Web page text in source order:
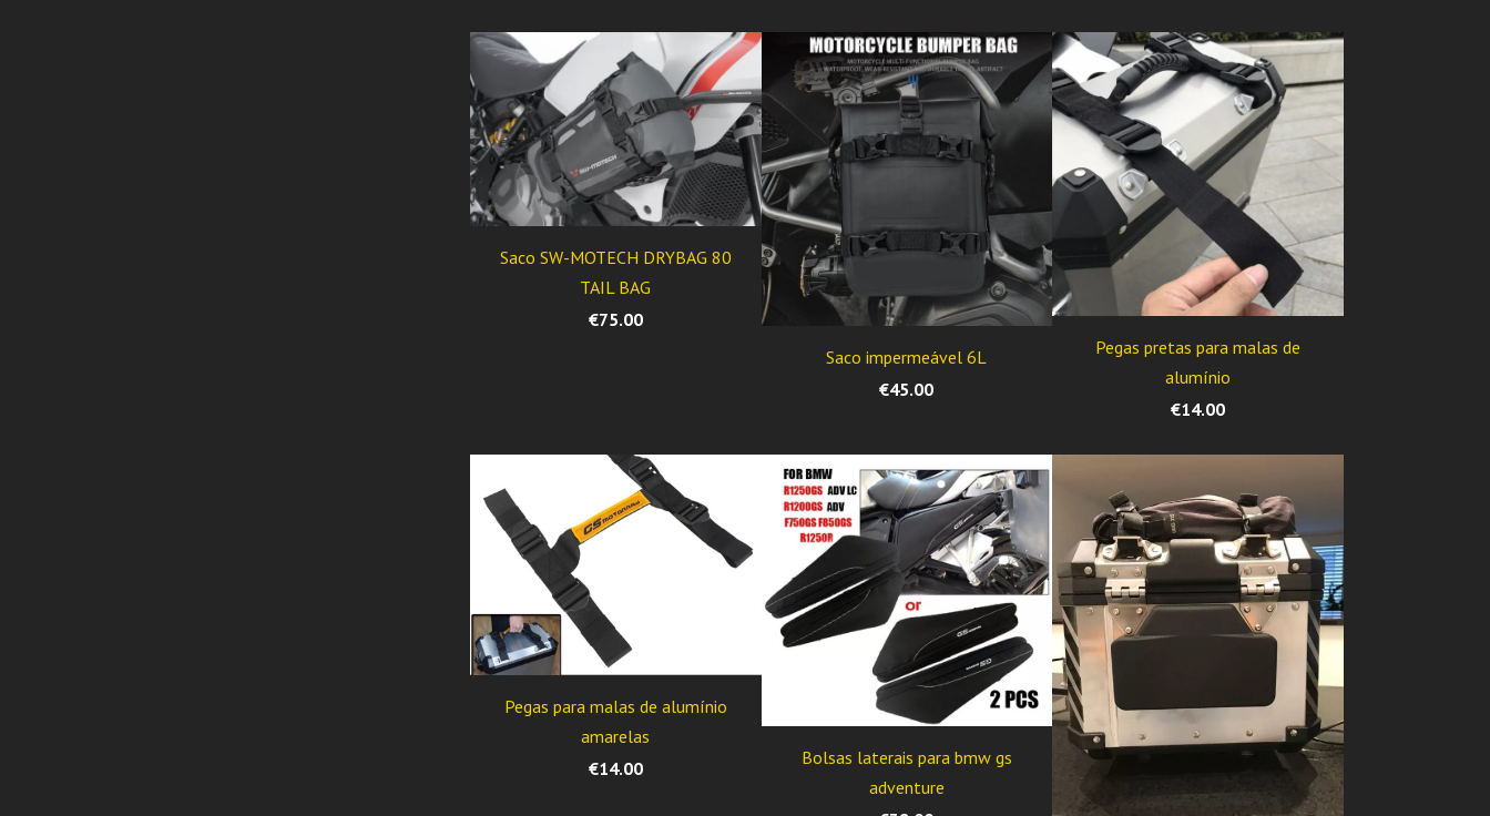
Saco SW-MOTECH DRYBAG 80
TAIL BAG
€75.00
Saco impermeável 6L
€45.00
Pegas pretas para malas de
alumínio
€14.00
Pegas para malas de alumínio
amarelas
€14.00
Bolsas laterais para bmw gs
adventure